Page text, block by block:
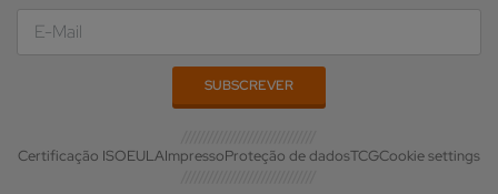
Certificação ISOEULAImpressoProteção de dadosTCGCookie settings